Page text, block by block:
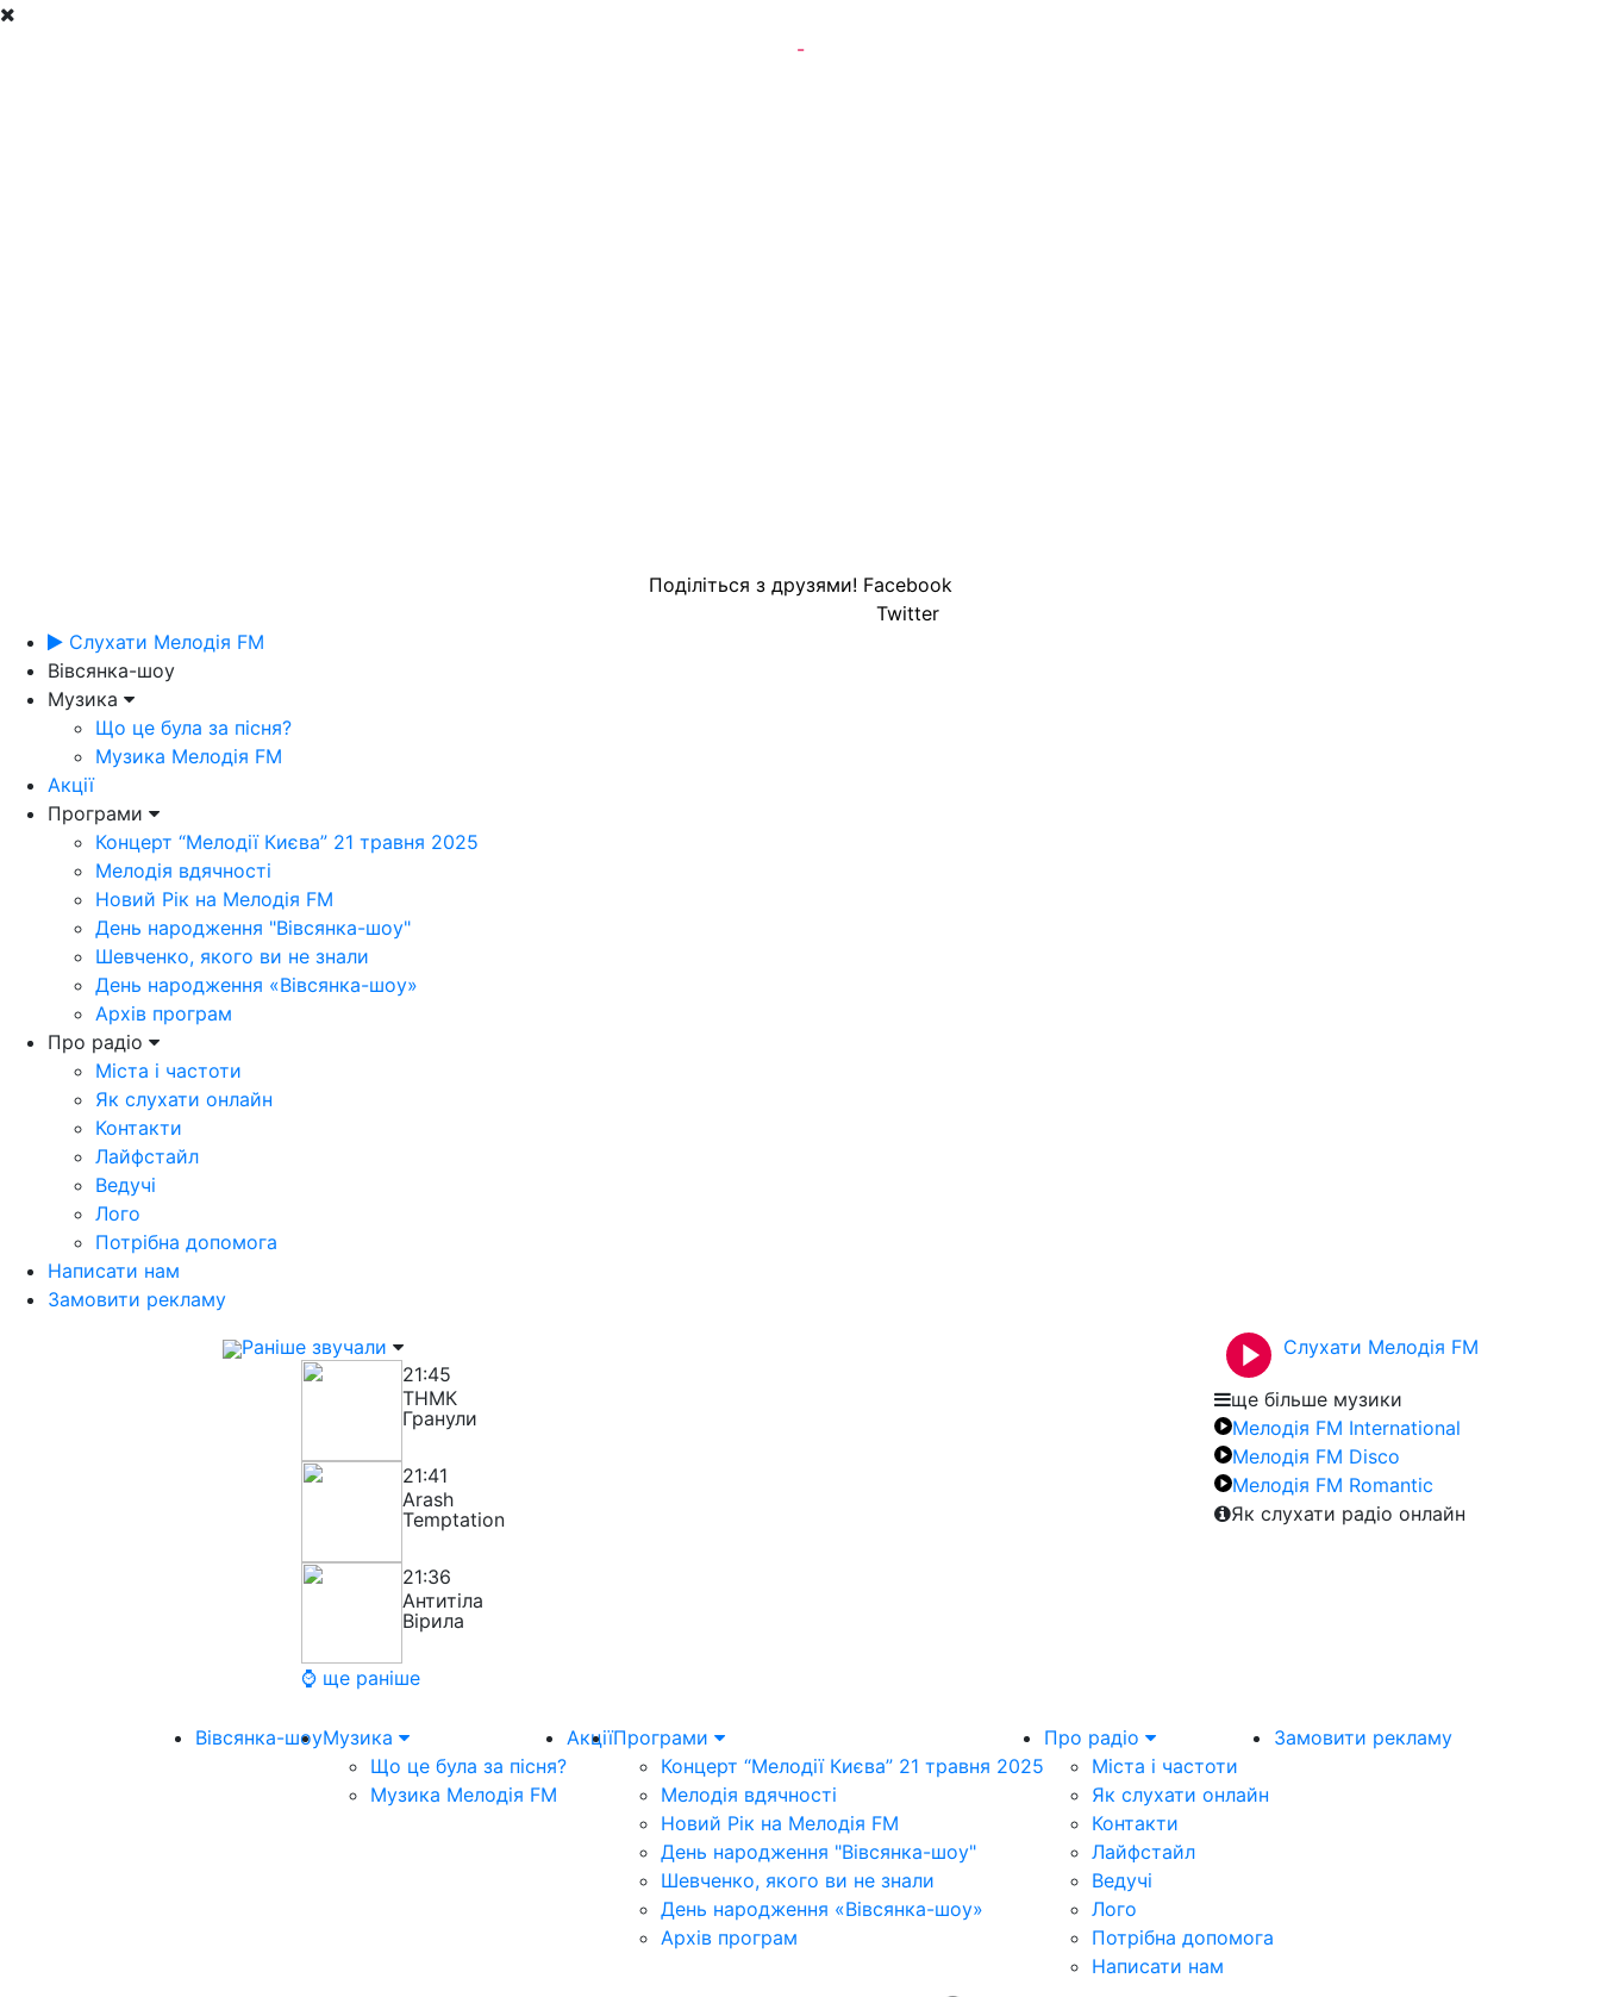
-
Поділіться з друзями! Facebook
Twitter
Слухати Мелодія FM
Вівсянка-шоу
Музика
Що це була за пісня?
Музика Мелодія FM
Акції
Програми
Концерт “Мелодії Києва” 21 травня 2025
Мелодія вдячності
Новий Рік на Мелодія FM
День народження "Вівсянка-шоу"
Шевченко, якого ви не знали
День народження «Вівсянка-шоу»
Архів програм
Про радіо
Міста і частоти
Як слухати онлайн
Контакти
Лайфстайл
Ведучі
Лого
Потрібна допомога
Написати нам
Замовити рекламу
Раніше звучали
21:45
ТНМК
Гранули
21:41
Arash
Temptation
21:36
Антитіла
Вірила
⌚ ще раніше
Слухати Мелодія FM
ще більше музики
Мелодія FM International
Мелодія FM Disco
Мелодія FM Romantic
Як слухати радіо онлайн
Вівсянка-шоуМузика
Що це була за пісня?
Музика Мелодія FM
АкціїПрограми
Концерт “Мелодії Києва” 21 травня 2025
Мелодія вдячності
Новий Рік на Мелодія FM
День народження "Вівсянка-шоу"
Шевченко, якого ви не знали
День народження «Вівсянка-шоу»
Архів програм
Про радіо
Міста і частоти
Як слухати онлайн
Контакти
Лайфстайл
Ведучі
Лого
Потрібна допомога
Написати нам
Замовити рекламу